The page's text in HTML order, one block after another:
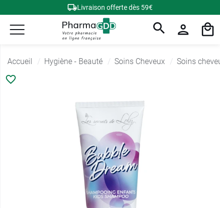
Livraison offerte dès 59€
Accueil Hygiène - Beauté Soins Cheveux Soins